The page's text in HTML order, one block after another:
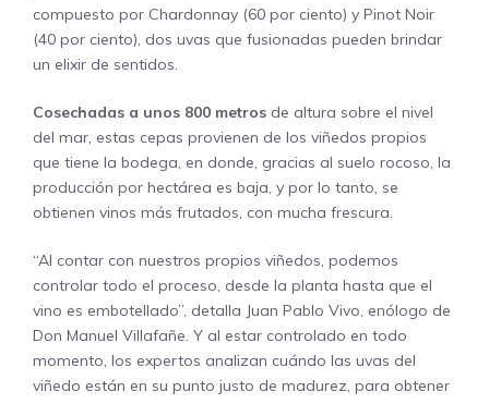
compuesto por Chardonnay (60 por ciento) y Pinot Noir
(40 por ciento), dos uvas que fusionadas pueden brindar
un elixir de sentidos.
Cosechadas a unos 800 metros de altura sobre el nivel
del mar, estas cepas provienen de los viñedos propios
que tiene la bodega, en donde, gracias al suelo rocoso, la
producción por hectárea es baja, y por lo tanto, se
obtienen vinos más frutados, con mucha frescura.
“Al contar con nuestros propios viñedos, podemos
controlar todo el proceso, desde la planta hasta que el
vino es embotellado”, detalla Juan Pablo Vivo, enólogo de
Don Manuel Villafañe. Y al estar controlado en todo
momento, los expertos analizan cuándo las uvas del
viñedo están en su punto justo de madurez, para obtener